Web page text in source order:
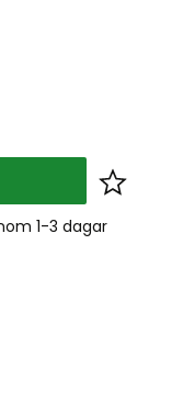
Lägg
1-3 dagar